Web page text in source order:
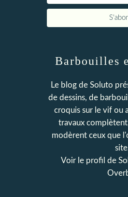
Barbouilles
Le blog de Soluto
de dessins, de
croquis sur le vif ou
travaux
modèrent ceux que
Voir le profil de